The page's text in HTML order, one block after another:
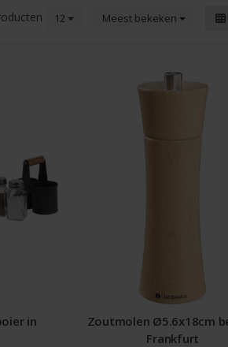
12 Meest bekeken
in
Zoutmolen Ø5.6x18cm
Frankfurt